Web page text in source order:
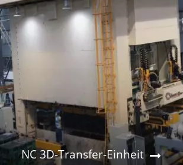
NC 3D-Transfer-Einheit